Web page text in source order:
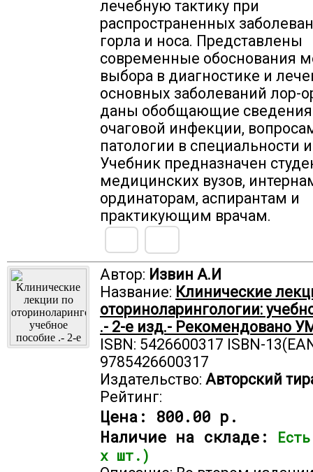
лечебную тактику при
распространенных
горла и носа. Представлены
современные обоснования
выбора в диагностике и
основных заболеваний лор-
даны обобщающие
очаговой инфекции,
патологии в специальности
Учебник предназначен
медицинских вузов,
ординаторам, аспирантам и
практикующим врачам.
Автор: Извин А.И
Название: Клинические
оториноларингологии:
.- 2-е изд.- Рекомендовано
ISBN: 5426600317 ISBN-
9785426600317
Издательство: Авторский
Рейтинг:
Цена: 800.00 р.
Наличие на складе:
х шт.)